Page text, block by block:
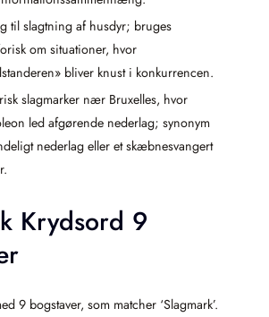
til slagtning af husdyr; bruges
om situationer, hvor
bliver knust i konkurrencen.
slagmarker nær Bruxelles, hvor
led afgørende nederlag; synonym
nederlag eller et skæbnesvangert
Krydsord 9
9 bogstaver, som matcher ‘Slagmark’.